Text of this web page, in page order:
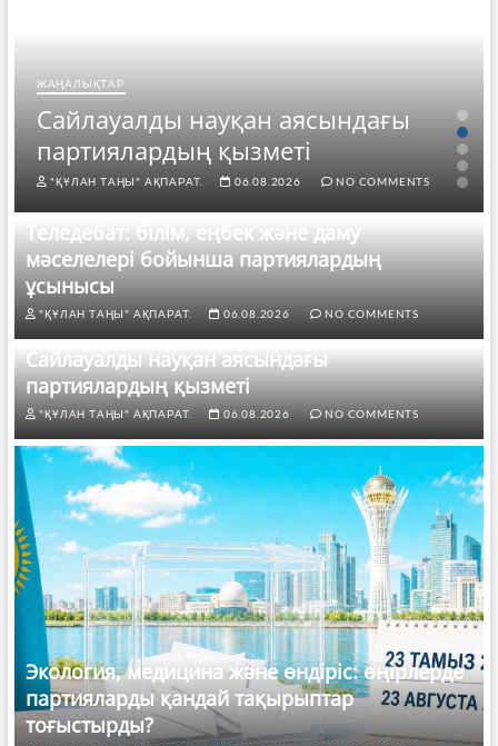
ЖАҢАЛЫҚТАР
Сайлауалды науқан аясындағы
партиялардың қызметі
"ҚҰЛАН ТАҢЫ" АҚПАРАТ. 06.08.2026 NO COMMENTS
Теледебат: білім, еңбек және даму
мәселелері бойынша партиялардың
ұсынысы
"ҚҰЛАН ТАҢЫ" АҚПАРАТ. 06.08.2026 NO COMMENTS
Сайлауалды науқан аясындағы
партиялардың қызметі
"ҚҰЛАН ТАҢЫ" АҚПАРАТ. 06.08.2026 NO COMMENTS
Экология, медицина және өндіріс: өңірлерде
партияларды қандай тақырыптар
тоғыстырды?